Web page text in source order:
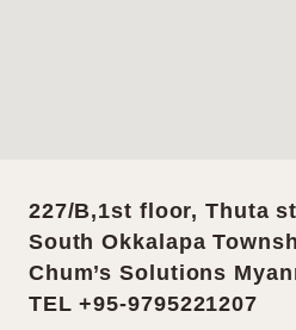
227/B,1st floor, Thuta
South Okkalapa
Chum’s Solutions
TEL +95-9795221207